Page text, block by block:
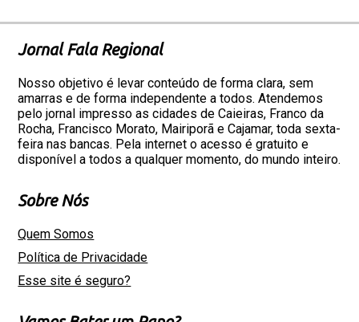
Jornal Fala Regional
Nosso objetivo é levar conteúdo de forma clara, sem
amarras e de forma independente a todos. Atendemos
pelo jornal impresso as cidades de Caieiras, Franco da
Rocha, Francisco Morato, Mairiporã e Cajamar, toda sexta-
feira nas bancas. Pela internet o acesso é gratuito e
disponível a todos a qualquer momento, do mundo inteiro.
Sobre Nós
Quem Somos
Política de Privacidade
Esse site é seguro?